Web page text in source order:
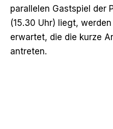
parallelen Gastspiel der
(15.30 Uhr) liegt,
erwartet, die die kurze
antreten.